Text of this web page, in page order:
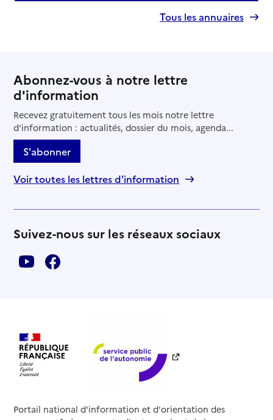
Tous les annuaires
Abonnez-vous à notre lettre
d'information
Recevez gratuitement tous les mois notre lettre
d'information : actualités, dossier du mois, agenda...
S'abonner
Voir toutes les lettres d'information
Suivez-nous sur les réseaux sociaux
Portail national d'information et d'orientation des